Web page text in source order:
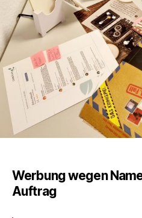
Werbung wegen
Auftrag